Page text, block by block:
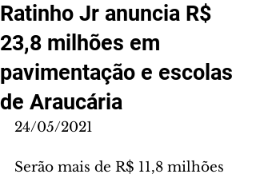
Ratinho Jr anuncia R$
23,8 milhões em
pavimentação e escolas
de Araucária
24/05/2021
Serão mais de R$ 11,8 milhões